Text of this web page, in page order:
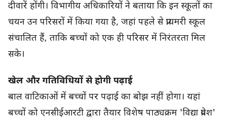
दीवारें होंगी। विभागीय अधिकारियों ने बताया कि इन स्कूलों का
चयन उन परिसरों में किया गया है, जहां पहले से प्रायमरी स्कूल
संचालित हैं, ताकि बच्चों को एक ही परिसर में निरंतरता मिल
सके।
खेल और गतिविधियों से होगी पढ़ाई
बाल वाटिकाओं में बच्चों पर पढ़ाई का बोझ नहीं होगा। यहां
बच्चों को एनसीईआरटी द्वारा तैयार विशेष पाठ्यक्रम 'विद्या प्रवेश'